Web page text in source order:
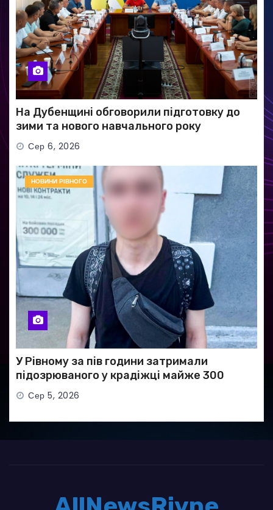
На Дубенщині обговорили підготовку до
зими та нового навчального року
Сер 6, 2026
НОВИНИ РІВНОГО
У Рівному за пів години затримали
підозрюваного у крадіжці майже 300
тисяч гривень
Сер 5, 2026